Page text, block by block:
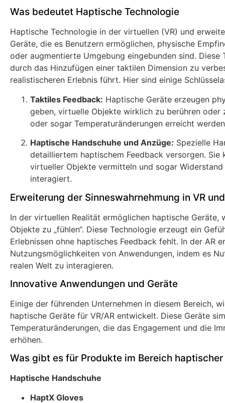
Was bedeutet Haptische Technologie
Haptische Technologie in der virtuellen (VR) und
Geräte, die es Benutzern ermöglichen, physische
oder augmentierte Umgebung eingebunden sind.
durch das Hinzufügen einer taktilen Dimension zu
realistischeren Erlebnis führt. Hier sind einige
Taktiles Feedback: Haptische Geräte erzeugen
geben, virtuelle Objekte wirklich zu berühren
oder sogar Temperaturänderungen erreicht
Haptische Handschuhe und Anzüge: Spezielle
detailliertem haptischem Feedback versorgen.
virtueller Objekte vermitteln und sogar
interagiert.
Erweiterung der Sinneswahrnehmung in VR
In der virtuellen Realität ermöglichen haptische
Objekte zu „fühlen“. Diese Technologie erzeugt ein
Erlebnissen ohne haptisches Feedback fehlt. In der AR
Nutzungsmöglichkeiten von Anwendungen, indem es
realen Welt zu interagieren.
Innovative Anwendungen und Geräte
Einige der führenden Unternehmen in diesem Bereich,
haptische Geräte für VR/AR entwickelt. Diese Geräte
Temperaturänderungen, die das Engagement und die
erhöhen.
Was gibt es für Produkte im Bereich
Haptische Handschuhe
HaptX Gloves